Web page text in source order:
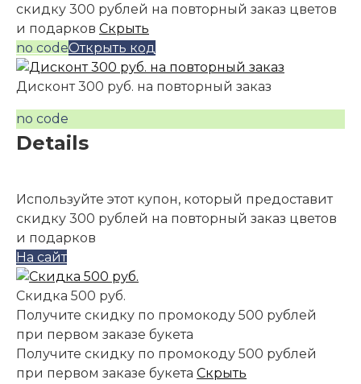
скидку 300 рублей на повторный заказ цветов
и подарков Скрыть
no codeОткрыть код
Дисконт 300 руб. на повторный заказ
no code
Details
Используйте этот купон, который предоставит
скидку 300 рублей на повторный заказ цветов
и подарков
На сайт
Скидка 500 руб.
Получите скидку по промокоду 500 рублей
при первом заказе букета
Получите скидку по промокоду 500 рублей
при первом заказе букета Скрыть